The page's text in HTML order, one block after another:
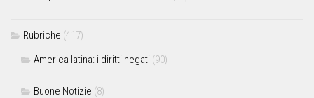
Rubriche (417)
America latina: i diritti negati (90)
Buone Notizie (8)